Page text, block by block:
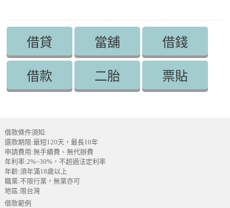
借貸 當舖 借錢
借款 二胎 票貼
借款條件須知:
還款期限:最短120天，最長10年
申請費用:無手續費、無代辦費
年利率:2%~30%，不超過法定利率
年齡:須年滿18歲以上
職業:不限行業，無業亦可
地區:限台灣
借款範例